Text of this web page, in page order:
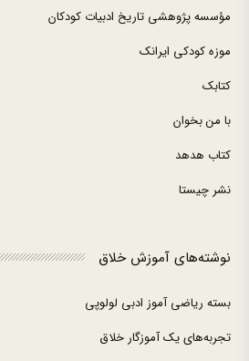
مؤسسه پژوهشی تاریخ ادبیات کودکان
موزه کودکی ایرانک
کتابک
با من بخوان
کتاب هدهد
نشر چیستا
نوشته‌های آموزش خلاق
بسته ریاضی آموز ادبی لولوپی
تجربه‌های یک آموزگار خلاق